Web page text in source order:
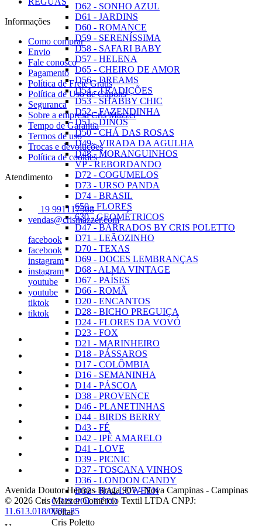
D62 - SONHO AZUL
D61 - JARDINS
D60 - ROMANCE
D59 - SERENÍSSIMA
D58 - SAFARI BABY
D57 - HELENA
D65 - CHEIRO DE AMOR
D56 - DREAMS
D54 - TRADIÇÕES
D53 - SHABBY CHIC
D52 - FAZENDINHA
D51 - DINOS
D50 - CHÁ DAS ROSAS
D49 - VIRADA DA AGULHA
D48 - MORANGUINHOS
VP - REBORDANDO
D72 - COGUMELOS
D73 - URSO PANDA
D74 - BRASIL
650 - FLORES
630 - GEOMÉTRICOS
D47 - BARRADOS BY CRIS POLETTO
D71 - LEÃOZINHO
D70 - TEXAS
D69 - DOCES LEMBRANÇAS
D68 - ALMA VINTAGE
D67 - PAÍSES
D66 - ROMÃ
D20 - ENCANTOS
D28 - BICHO PREGUIÇA
D24 - FLORES DA VOVÓ
D23 - FOX
D21 - MARINHEIRO
D18 - PÁSSAROS
D17 - COLÔMBIA
D16 - SEMANINHA
D14 - PÁSCOA
D38 - PROVENCE
D46 - PLANETINHAS
D44 - BIRDS BERRY
D43 - FÉ
D42 - IPÊ AMARELO
D41 - LOVE
D39 - PICNIC
D37 - TOSCANA VINHOS
D36 - LONDON CANDY
D32 - HALLOWEEN
CRIS POLETTO
Voltar
Cris Poletto
Informações
Como comprar
Envio
Fale conosco
Pagamento
Política de Frete Grátis
Política de Uso de Cupons
Seguranca
Sobre a empresa Cris Mazzer
Tempo de Garantia
Termos de uso
Trocas e devoluções
Política de cookies
Atendimento
19 991117508
vendas@crismazzer.com
facebook
facebook
instagram
instagram
youtube
youtube
tiktok
tiktok
Avenida Doutor Hermas Braga 907-Nova Campinas - Campinas
© 2026 Cris Mazzer Comércio Textil LTDA CNPJ:
11.613.018/0001-85